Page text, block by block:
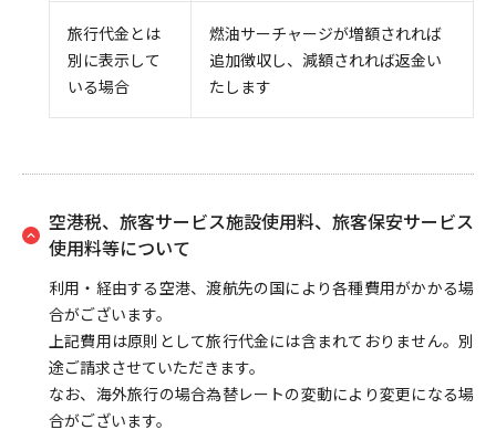
旅行代金とは
別に表示して
いる場合
燃油サーチャージが増額されれば
追加徴収し、減額されれば返金い
たします
空港税、旅客サービス施設使用料、旅客保安サービス
使用料等について
利用・経由する空港、渡航先の国により各種費用がかかる場
合がございます。
上記費用は原則として旅行代金には含まれておりません。別
途ご請求させていただきます。
なお、海外旅行の場合為替レートの変動により変更になる場
合がございます。